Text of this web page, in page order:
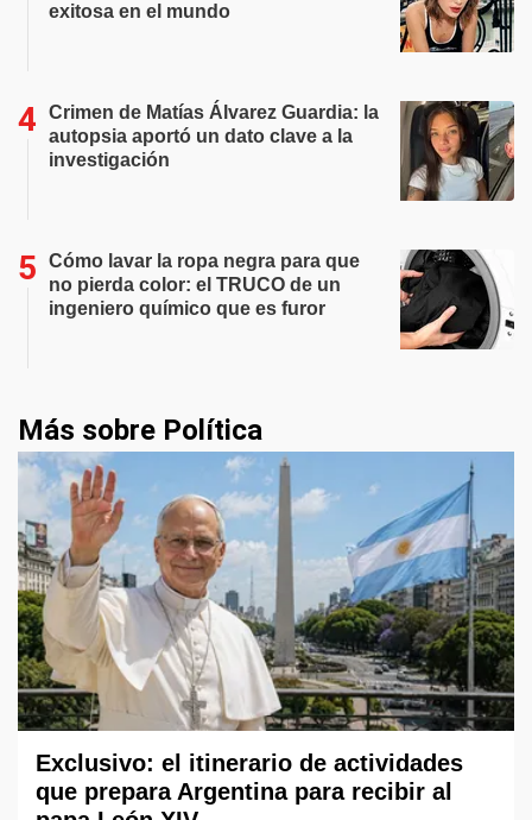
exitosa en el mundo
Crimen de Matías Álvarez Guardia: la
autopsia aportó un dato clave a la
investigación
Cómo lavar la ropa negra para que
no pierda color: el TRUCO de un
ingeniero químico que es furor
Más sobre Política
Exclusivo: el itinerario de actividades
que prepara Argentina para recibir al